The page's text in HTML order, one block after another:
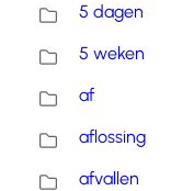
5 dagen
5 weken
af
aflossing
afvallen